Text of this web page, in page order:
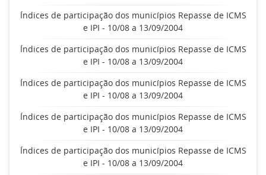
Índices de participação dos municípios Repasse de ICMS
e IPI - 10/08 a 13/09/2004
Índices de participação dos municípios Repasse de ICMS
e IPI - 10/08 a 13/09/2004
Índices de participação dos municípios Repasse de ICMS
e IPI - 10/08 a 13/09/2004
Índices de participação dos municípios Repasse de ICMS
e IPI - 10/08 a 13/09/2004
Índices de participação dos municípios Repasse de ICMS
e IPI - 10/08 a 13/09/2004